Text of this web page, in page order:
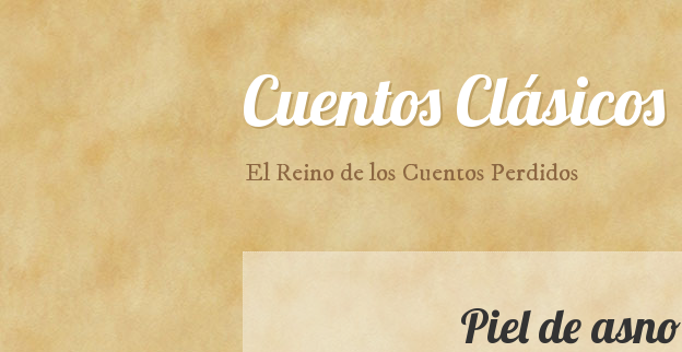
Cuentos Clásicos
El Reino de los Cuentos Perdidos
Piel de asno